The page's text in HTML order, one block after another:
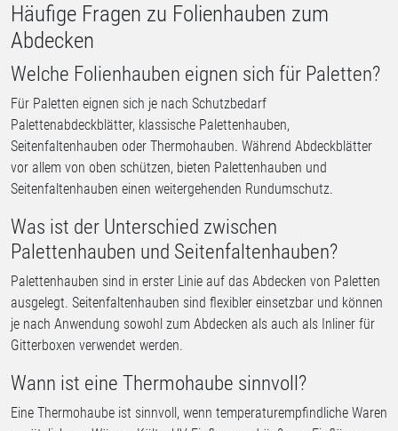
Häufige Fragen zu Folienhauben zum
Abdecken
Welche Folienhauben eignen sich für Paletten?
Für Paletten eignen sich je nach Schutzbedarf
Palettenabdeckblätter, klassische Palettenhauben,
Seitenfaltenhauben oder Thermohauben. Während Abdeckblätter
vor allem von oben schützen, bieten Palettenhauben und
Seitenfaltenhauben einen weitergehenden Rundumschutz.
Was ist der Unterschied zwischen
Palettenhauben und Seitenfaltenhauben?
Palettenhauben sind in erster Linie auf das Abdecken von Paletten
ausgelegt. Seitenfaltenhauben sind flexibler einsetzbar und können
je nach Anwendung sowohl zum Abdecken als auch als Inliner für
Gitterboxen verwendet werden.
Wann ist eine Thermohaube sinnvoll?
Eine Thermohaube ist sinnvoll, wenn temperaturempfindliche Waren